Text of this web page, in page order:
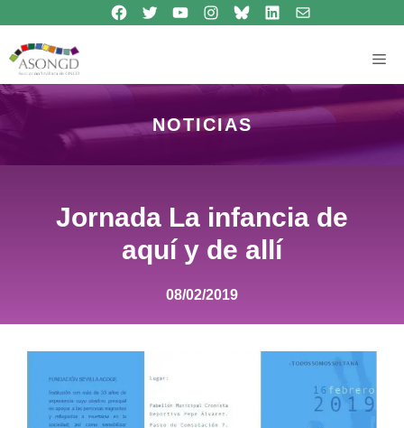
contenido
Síguenos en Facebook
Síguenos en TwitterSíguenos en Youtube
Síguenos en Instagram
Bluesky
Síguenos en Linkedincontacto
NOTICIAS
Jornada La infancia de
aquí y de allí
08/02/2019